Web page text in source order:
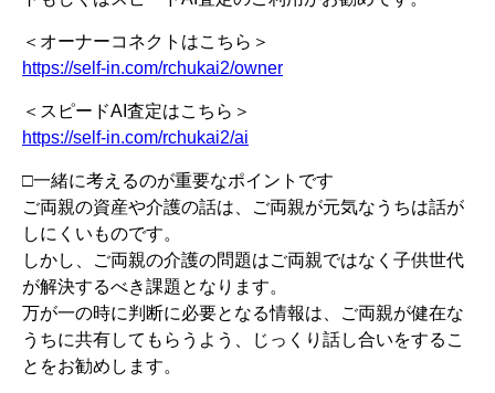
＜オーナーコネクトはこちら＞
https://self-in.com/rchukai2/owner
＜スピードAI査定はこちら＞
https://self-in.com/rchukai2/ai
□一緒に考えるのが重要なポイントです
ご両親の資産や介護の話は、ご両親が元気なうちは話が
しにくいものです。
しかし、ご両親の介護の問題はご両親ではなく子供世代
が解決するべき課題となります。
万が一の時に判断に必要となる情報は、ご両親が健在な
うちに共有してもらうよう、じっくり話し合いをするこ
とをお勧めします。